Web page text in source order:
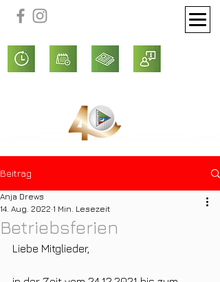
Beitrag
Betriebsferien
Anja Drews
14. Aug. 2022 1 Min. Lesezeit
Liebe Mitglieder,